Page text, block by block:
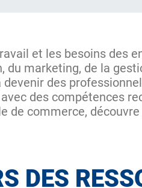
et les besoins des
du marketing, de la
devenir des
des compétences
de commerce,
DES